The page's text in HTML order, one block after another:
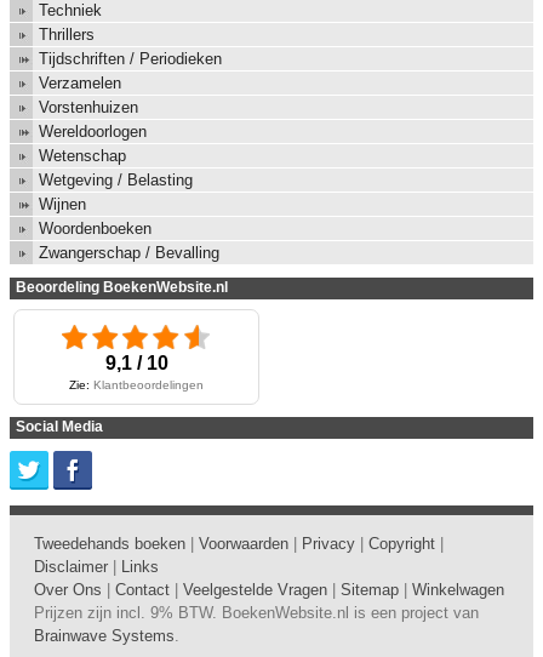
Techniek
Thrillers
Tijdschriften / Periodieken
Verzamelen
Vorstenhuizen
Wereldoorlogen
Wetenschap
Wetgeving / Belasting
Wijnen
Woordenboeken
Zwangerschap / Bevalling
Beoordeling BoekenWebsite.nl
9,1 / 10
Zie: Klantbeoordelingen
Social Media
Tweedehands boeken Voorwaarden Privacy Copyright
Disclaimer
Links
Over Ons
Contact Veelgestelde Vragen Sitemap
Winkelwagen
Prijzen zijn incl. 9% BTW. BoekenWebsite.nl is een project van
Brainwave Systems.